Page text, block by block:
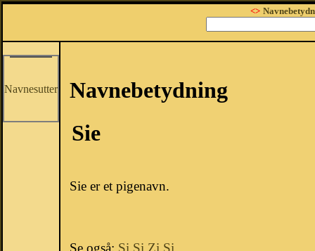
<>
Navnesutter
Navnebetydning
Sie
Sie er et pigenavn.